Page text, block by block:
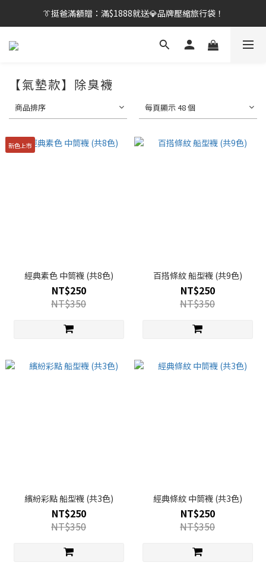
👔挺爸行動：全館襪款【最低$149起】✨立即下單！
👔挺爸滿額贈：滿$1888就送💎品牌壓縮旅行袋！
【刷卡/電子支付限定】下單送✨WARX品牌質感杯袋！
【氣墊款】除臭襪
商品排序 每頁顯示 48 個
新色上市
經典素色 中筒襪 (共8色)
NT$250
NT$350
百搭條紋 船型襪 (共9色)
NT$250
NT$350
繽紛彩點 船型襪 (共3色)
NT$250
NT$350
經典條紋 中筒襪 (共3色)
NT$250
NT$350